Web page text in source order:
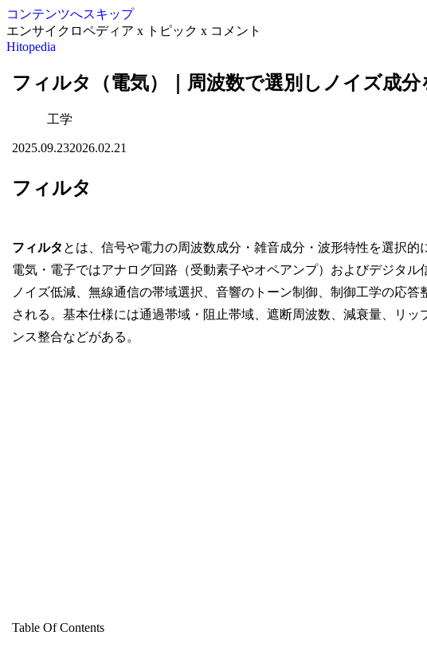
コンテンツへスキップ
エンサイクロペディア x トピック x コメント
Hitopedia
フィルタ（電気）｜周波数で選別しノイズ成分
工学
2025.09.232026.02.21
フィルタ
フィルタ とは、信号や電力の周波数成分・雑音成分・波形特性を選択的
電気・電子ではアナログ回路（受動素子やオペアンプ）およびデジタ
ノイズ低減、無線通信の帯域選択、音響のトーン制御、制御工学の応
される。基本仕様には通過帯域・阻止帯域、遮断周波数、減衰量、リ
ンス整合などがある。
Table Of Contents